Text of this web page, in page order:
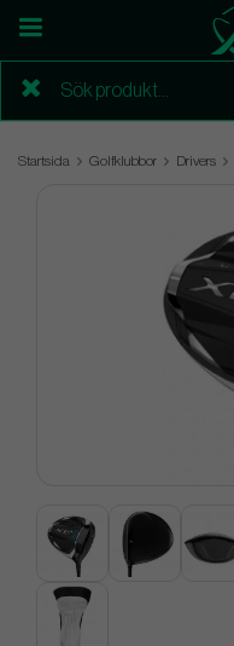
Startsida Golfklubbor Drivers